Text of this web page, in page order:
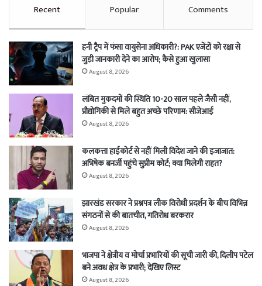
Recent Popular Comments
हनी ट्रैप में फंसा वायुसेना अधिकारी?: PAK एजेंटों को रक्षा से
जुड़ी जानकारी देने का आरोप; कैसे हुआ खुलासा
August 8, 2026
लंबित मुकदमों की स्थिति 10-20 साल पहले जैसी नहीं,
प्रौद्योगिकी से मिले बहुत अच्छे परिणाम: सीजेआई
August 8, 2026
कलकत्ता हाईकोर्ट से नहीं मिली विदेश जाने की इजाजात:
अभिषेक बनर्जी पहुंचे सुप्रीम कोर्ट; क्या मिलेगी राहत?
August 8, 2026
झारखंड सरकार ने प्रश्नपत्र लीक विरोधी प्रदर्शन के बीच विभिन्न
संगठनों से की बातचीत, गतिरोध बरकरार
August 8, 2026
भाजपा ने क्षेत्रीय व मोर्चा प्रभारियों की सूची जारी की, दिलीप पटेल
बने अवध क्षेत्र के प्रभारी; देखिए लिस्ट
August 8, 2026